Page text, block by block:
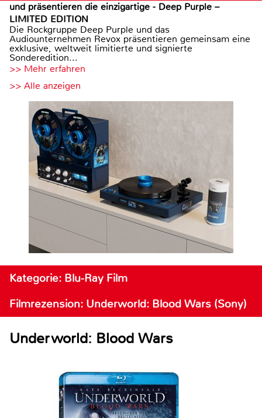
und präsentieren die einzigartige - Deep Purple –
LIMITED EDITION
Die Rockgruppe Deep Purple und das
Audiounternehmen Revox präsentieren gemeinsam eine
exklusive, weltweit limitierte und signierte
Sonderedition...
>> Mehr erfahren
>> Alle anzeigen
Kategorie: Blu-Ray Film
Filmrezension: Underworld: Blood Wars (Sony)
Underworld: Blood Wars